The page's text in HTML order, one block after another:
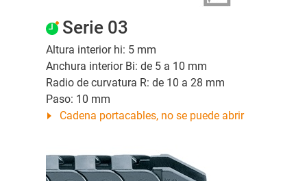
Serie 03
Altura interior hi: 5 mm
Anchura interior Bi: de 5 a 10 mm
Radio de curvatura R: de 10 a 28 mm
Paso: 10 mm
Cadena portacables, no se puede abrir